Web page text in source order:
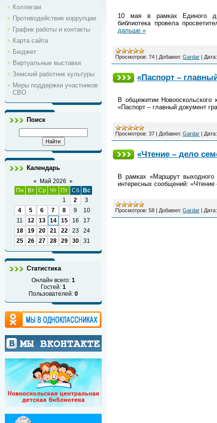
Коллегам
Противодействие коррупции
График работы и контакты
Карта сайта
Бюджет
Виртуальные выставки
Земский работник культуры
Меры поддержки участников
СВО
Поиск
Календарь
« Май 2026 »
Пн
Вт Ср Чт Пт Сб
Вс
1
2
3
4
5 6 7 8 9
10
11
12 13 14 15 16
17
18
19 20 21 22 23
24
25
26 27 28 29 30 31
Статистика
Онлайн всего: 1
Гостей: 1
Пользователей: 0
10 маяв рамках Единого
библиотека провела
дальше »
Просмотров: 74 | Добавил: Gardar | Дата:
«Паспорт –
В общежитии
«Паспорт – главный документ
Просмотров: 37 | Добавил: Gardar | Дата:
«Чтение – дело
В рамках «Маршрут
интересных сообщений:
Просмотров: 58 | Добавил: Gardar | Дата: